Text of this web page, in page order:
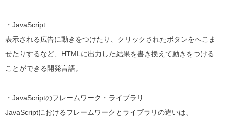
・JavaScript
表示される広告に動きをつけたり、クリックされたボタンをへこま
せたりするなど、HTMLに出力した結果を書き換えて動きをつける
ことができる開発言語。
・JavaScriptのフレームワーク・ライブラリ
JavaScriptにおけるフレームワークとライブラリの違いは、